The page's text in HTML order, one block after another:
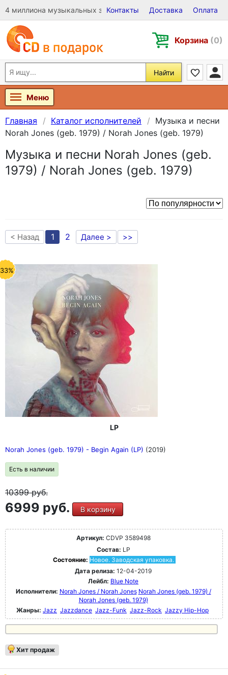
4 миллиона музыкальных записей на Виниле, CD и DVD
Контакты Доставка Оплата
Корзина (0)
Найти
Меню
Главная Каталог исполнителей
Музыка и песни
Norah Jones (geb. 1979) / Norah Jones (geb. 1979)
Музыка и песни Norah Jones (geb.
1979) / Norah Jones (geb. 1979)
< Назад 1 2 Далее > >>
LP
Norah Jones (geb. 1979) - Begin Again (LP) (2019)
Есть в наличии
10399руб.
6999 руб. В корзину
Артикул: CDVP 3589498
Состав: LP
Состояние: Новое. Заводская упаковка.
Дата релиза: 12-04-2019
Лейбл: Blue Note
Исполнители: Norah Jones / Norah Jones Norah Jones (geb. 1979) /
Norah Jones (geb. 1979)
Жанры: Jazz Jazzdance Jazz-Funk Jazz-Rock Jazzy Hip-Hop
Хит продаж